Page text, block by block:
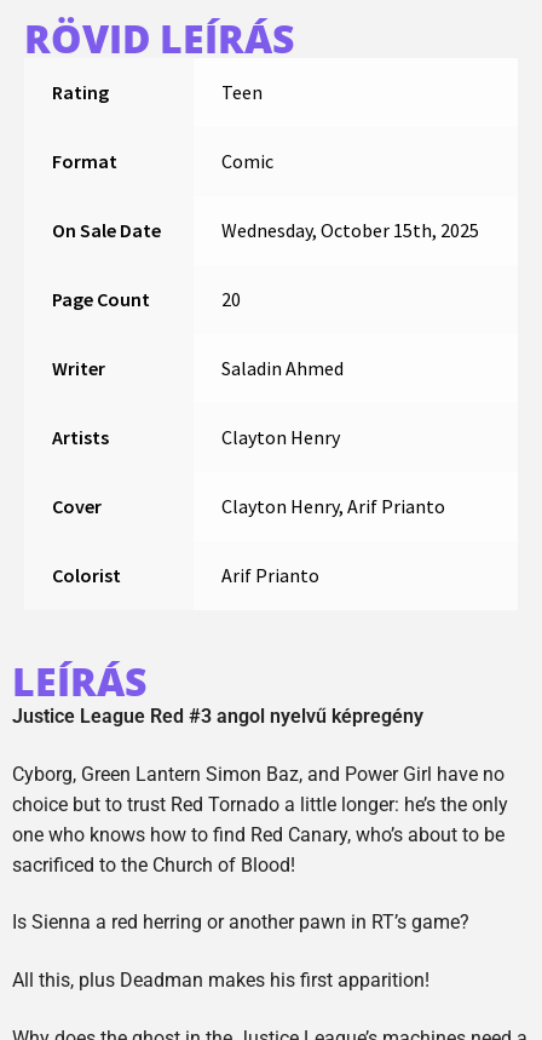
RÖVID LEÍRÁS
Rating Teen
Format Comic
On Sale Date Wednesday, October 15th, 2025
Page Count 20
Writer Saladin Ahmed
Artists Clayton Henry
Cover Clayton Henry, Arif Prianto
Colorist Arif Prianto
LEÍRÁS
Justice League Red #3 angol nyelvű képregény
Cyborg, Green Lantern Simon Baz, and Power Girl have no
choice but to trust Red Tornado a little longer: he’s the only
one who knows how to find Red Canary, who’s about to be
sacrificed to the Church of Blood!
Is Sienna a red herring or another pawn in RT’s game?
All this, plus Deadman makes his first apparition!